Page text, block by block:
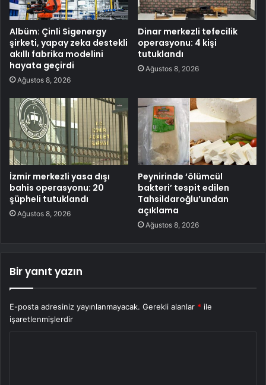
Albüm: Çinli Sigenergy
şirketi, yapay zeka destekli
akıllı fabrika modelini
hayata geçirdi
Ağustos 8, 2026
Dinar merkezli tefecilik
operasyonu: 4 kişi
tutuklandı
Ağustos 8, 2026
İzmir merkezli yasa dışı
bahis operasyonu: 20
şüpheli tutuklandı
Ağustos 8, 2026
Peynirinde ‘ölümcül
bakteri’ tespit edilen
Tahsildaroğlu’undan
açıklama
Ağustos 8, 2026
Bir yanıt yazın
E-posta adresiniz yayınlanmayacak. Gerekli alanlar * ile
işaretlenmişlerdir